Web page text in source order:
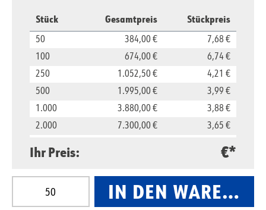
Stück Gesamtpreis Stückpreis
50 384,00 €
7,68 €
100
674,00 €
6,74 €
250
1.052,50 €
4,21 €
500
1.995,00 €
3,99 €
1.000
3.880,00 €
3,88 €
2.000
7.300,00 €
3,65 €
2,98 €
Ihr Preis: €*
Produkt Anzahl: Gib den gewünschten Wert ein
IN DEN